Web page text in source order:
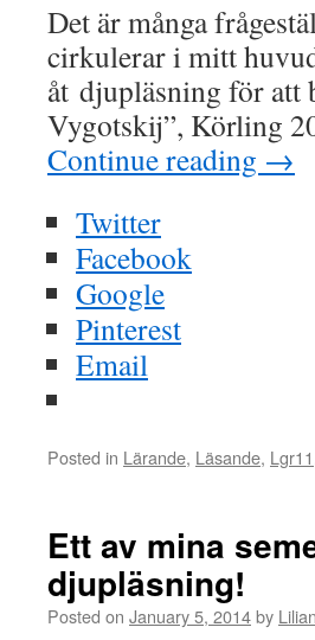
Det är många
cirkulerar i mitt
åt djupläsning för att
Vygotskij”, Körling
Continue reading →
Twitter
Facebook
Google
Pinterest
Email
Posted in Lärande, Läsande, Lgr11
Ett av mina
djupläsning!
Posted on January 5, 2014by